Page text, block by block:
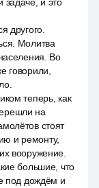
другого.
Молитва
Во
говорили,
теперь, как
на
стоят
и ремонту,
вооружение.
большие, что
под дождём и